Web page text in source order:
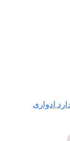
استاندارد ادواری